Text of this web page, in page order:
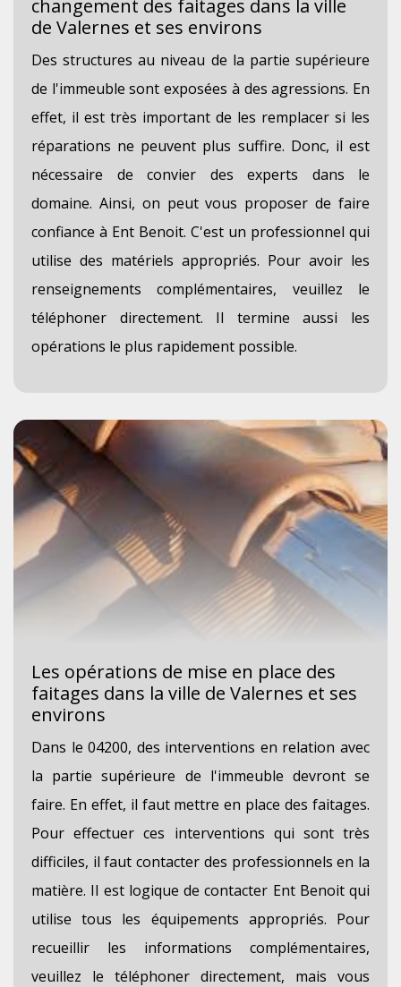
changement des faitages dans la ville
de Valernes et ses environs
Des structures au niveau de la partie supérieure
de l'immeuble sont exposées à des agressions. En
effet, il est très important de les remplacer si les
réparations ne peuvent plus suffire. Donc, il est
nécessaire de convier des experts dans le
domaine. Ainsi, on peut vous proposer de faire
confiance à Ent Benoit. C'est un professionnel qui
utilise des matériels appropriés. Pour avoir les
renseignements complémentaires, veuillez le
téléphoner directement. Il termine aussi les
opérations le plus rapidement possible.
Les opérations de mise en place des
faitages dans la ville de Valernes et ses
environs
Dans le 04200, des interventions en relation avec
la partie supérieure de l'immeuble devront se
faire. En effet, il faut mettre en place des faitages.
Pour effectuer ces interventions qui sont très
difficiles, il faut contacter des professionnels en la
matière. Il est logique de contacter Ent Benoit qui
utilise tous les équipements appropriés. Pour
recueillir les informations complémentaires,
veuillez le téléphoner directement, mais vous